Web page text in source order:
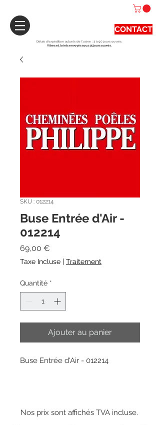
CONTACT
Délais d'expédition actuels de l'usine : 3 à 90 jours ouvrés.
Vitres et Joints envoyés sous 15 jours ouvrés.
SKU : 012214
Buse Entrée d'Air -
012214
69,00 €
Taxe Incluse | Traitement
Quantité *
Ajouter au panier
Buse Entrée d'Air - 012214
Nos prix sont affichés TVA incluse.